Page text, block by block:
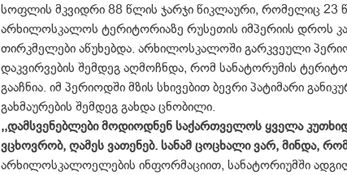
სოფლის მკვიდრი 88 წლის ჯარჯი წიკლაური, რომელიც 23
არხილოსკალოს ტერიტორიაზე რუსეთის იმპერიის დროს
თირკმელები აწუხებდა. არხილოსკალოში გარკვეული
დაკვირვების შემდეგ აღმოჩნდა, რომ სანატორუმის
გააჩნია. იმ პერიოდში მზის სხივებით ბევრი პატიმარი
გახმაურების შემდეგ გახდა ცნობილი.
,,დამსვენებლები მოდიოდნენ საქართველოს ყველა
ვცხოვრობ, ღამეს ვათენებ. სანამ ცოცხალი ვარ, მინდა,
არხილოსკალოელების ინფორმაციით, სანატორიუმში